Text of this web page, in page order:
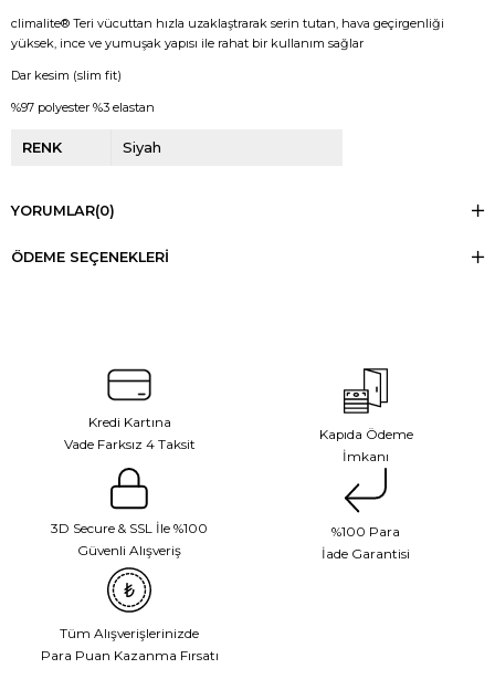
climalite® Teri vücuttan hızla uzaklaştrarak serin tutan, hava geçirgenliği
yüksek, ince ve yumuşak yapısı ile rahat bir kullanım sağlar
Dar kesim (slim fit)
%97 polyester %3 elastan
RENK Siyah
YORUMLAR(0)
ÖDEME SEÇENEKLERI
Kredi Kartına
Vade Farksız 4 Taksit
Kapıda Ödeme
İmkanı
3D Secure & SSL İle %100
Güvenli Alışveriş
%100 Para
İade Garantisi
Tüm Alışverişlerinizde
Para Puan Kazanma Fırsatı